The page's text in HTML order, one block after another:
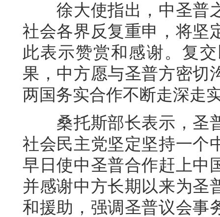
徐大使指出，中圣普之
社会各界反复重申，将坚
此表示赞赏和感谢。复
果，中方愿与圣普方密切
两国务实合作不断走深走
桑托斯部长表示，圣
社会民主党坚定坚持一个
早日使中圣普合作赶上中
并感谢中方长期以来为圣
和援助，强调圣普议会事